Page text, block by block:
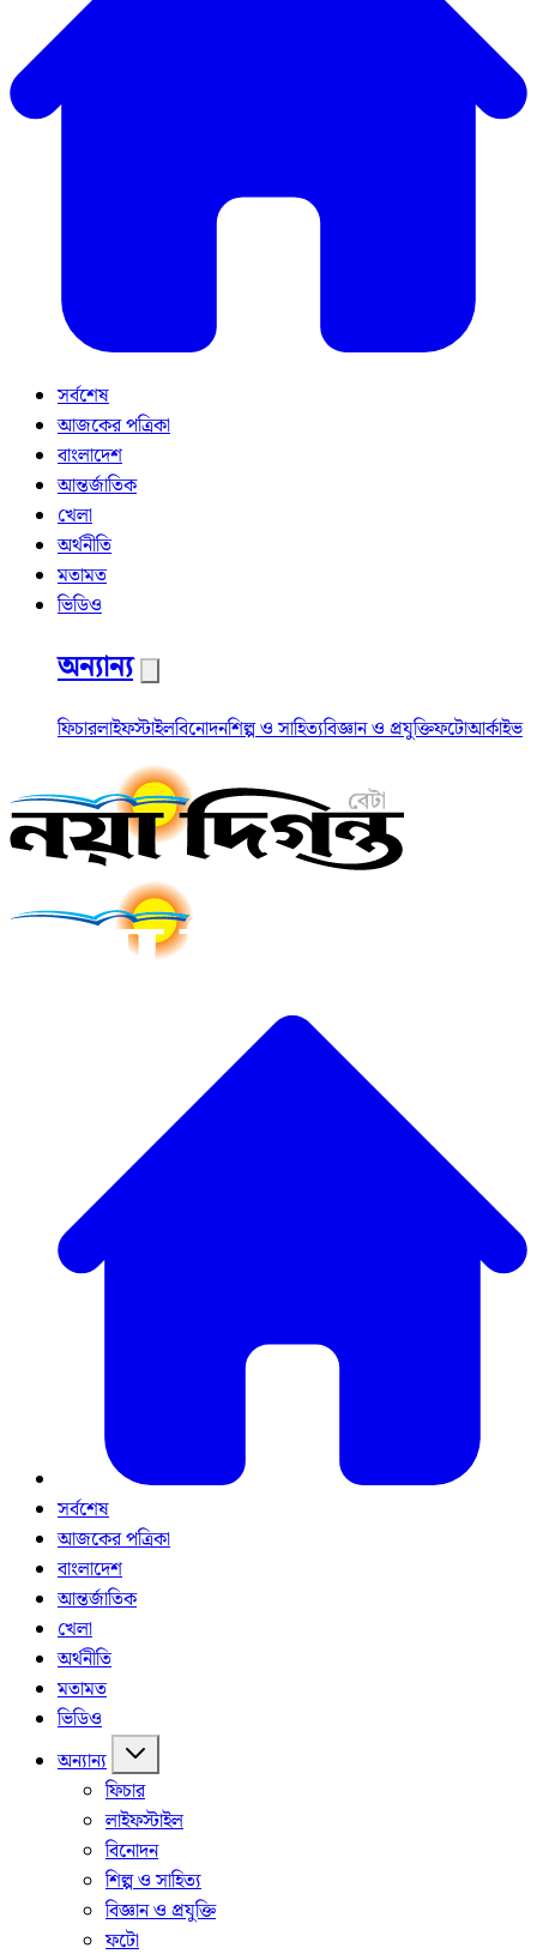
সর্বশেষ
আজকের পত্রিকা
বাংলাদেশ
আন্তর্জাতিক
খেলা
অর্থনীতি
মতামত
ভিডিও
অন্যান্য
ফিচারলাইফস্টাইলবিনোদনশিল্প ও সাহিত্যবিজ্ঞান ও প্রযুক্তিফটোআর্কাইভ
সর্বশেষ
আজকের পত্রিকা
বাংলাদেশ
আন্তর্জাতিক
খেলা
অর্থনীতি
মতামত
ভিডিও
অন্যান্য
ফিচার
লাইফস্টাইল
বিনোদন
শিল্প ও সাহিত্য
বিজ্ঞান ও প্রযুক্তি
ফটো